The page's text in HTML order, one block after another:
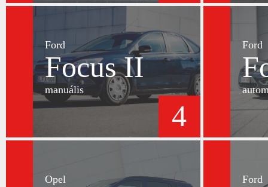
Ford
Focus II
manuális
4
Ford
Opel Ford